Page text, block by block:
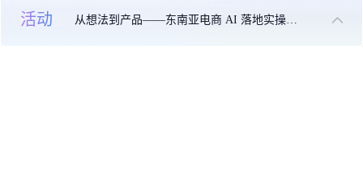
活动